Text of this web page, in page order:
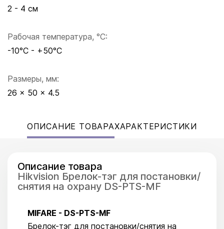
2 - 4 см
Рабочая температура, °C:
-10°C - +50°C
Размеры, мм:
26 × 50 × 4.5
ОПИСАНИЕ ТОВАРАХАРАКТЕРИСТИКИ
Описание товара
Hikvision Брелок-тэг для постановки/
снятия на охрану DS-PTS-MF
MIFARE - DS-PTS-MF
Брелок-тэг для постановки/снятия на